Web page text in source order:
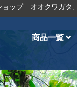
オオクワガタ、カブ
商品一覧